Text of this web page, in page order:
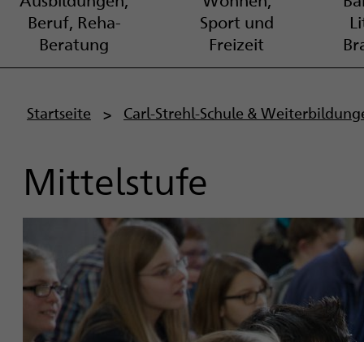
Beruf, Reha-
Beratung
Sport und
Freizeit
P
a
d
n
a
v
Startseite Carl-Strehl-Schule &
Mittelstufe